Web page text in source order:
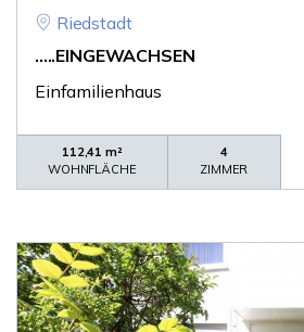
Riedstadt
.....EINGEWACHSEN
Einfamilienhaus
112,41 m²
WOHNFLÄCHE
4
ZIMMER